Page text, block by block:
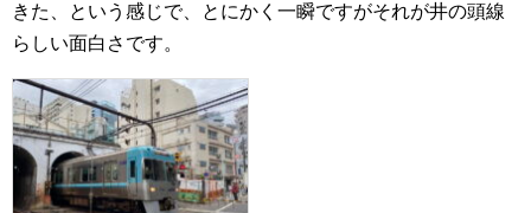
きた、という感じで、とにかく一瞬ですがそれが井の頭線
らしい面白さです。